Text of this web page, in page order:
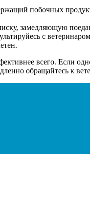
побочных
замедляющую
с
всего. Если
обращайтесь к